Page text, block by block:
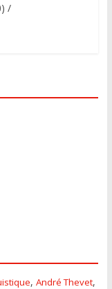
/
, André Thevet,